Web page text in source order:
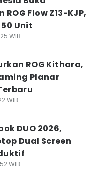
ROG Flow Z13-KJP,
Unit
WIB
ROG Kithara,
Planar
WIB
DUO 2026,
Dual Screen
WIB